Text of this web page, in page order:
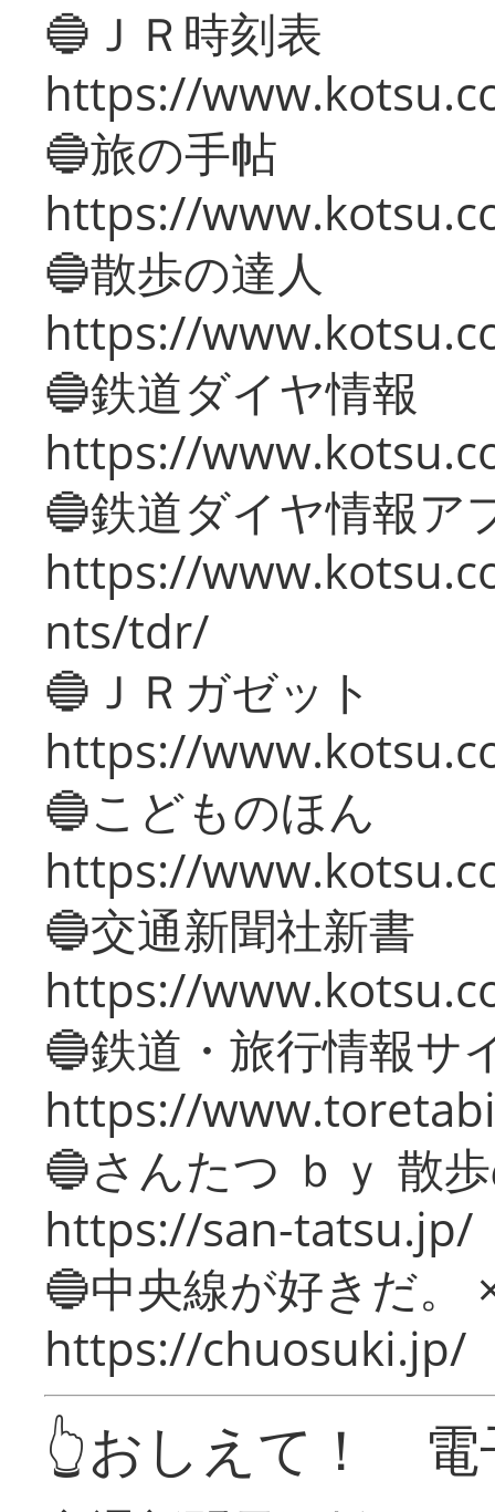
🔵ＪＲ時刻表
https://
🔵旅の手帖
https://
🔵散歩の達人
https://
🔵鉄道ダイヤ情報
https://
🔵鉄道ダイヤ情報ア
https://
nts/tdr/
🔵ＪＲガゼット
https://
🔵こどものほん
https://
🔵交通新聞社新書
https://
🔵鉄道・旅行情報サ
https://
🔵さんたつ ｂｙ 散
https://san-tatsu.jp/
🔵中央線が好きだ。
https://chuosuki.jp/
👆おしえて！ 電